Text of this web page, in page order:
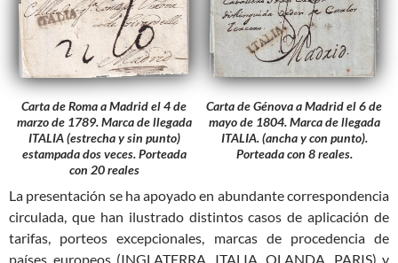
Carta de Roma a Madrid el 4 de
marzo de 1789. Marca de llegada
ITALIA (estrecha y sin punto)
estampada dos veces. Porteada
con 20 reales
Carta de Génova a Madrid el 6 de
mayo de 1804. Marca de llegada
ITALIA. (ancha y con punto).
Porteada con 8 reales.
La presentación se ha apoyado en abundante correspondencia
circulada, que han ilustrado distintos casos de aplicación de
tarifas, porteos excepcionales, marcas de procedencia de
países europeos (INGLATERRA, ITALIA, OLANDA, PARIS) y